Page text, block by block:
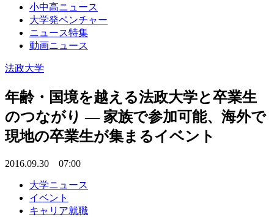
小中高ニュース
大学発ベンチャー
ニュース特集
動画ニュース
法政大学
年齢・国境を越える法政大学と卒業生
のつながり — 家族で参加可能、海外で
現地の卒業生が集まるイベント
2016.09.30 07:00
大学ニュース
イベント
キャリア就職